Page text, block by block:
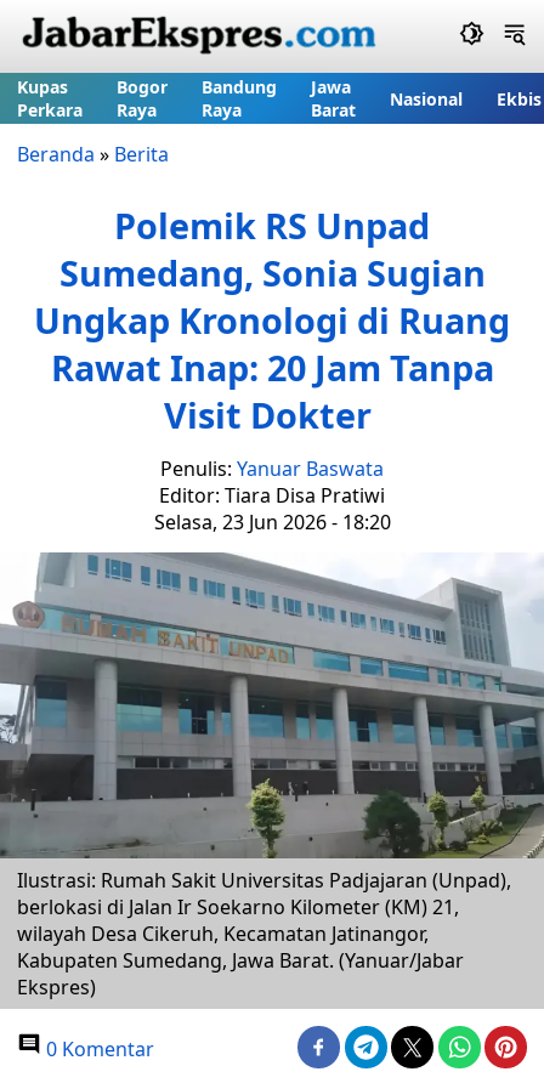
Kupas
Perkara
Bogor
Raya
Bandung
Raya
Jawa
Barat
Nasional Ekbis
Beranda » Berita
Polemik RS Unpad
Sumedang, Sonia Sugian
Ungkap Kronologi di Ruang
Rawat Inap: 20 Jam Tanpa
Visit Dokter
Penulis: Yanuar Baswata
Editor: Tiara Disa Pratiwi
Selasa, 23 Jun 2026 - 18:20
Ilustrasi: Rumah Sakit Universitas Padjajaran (Unpad),
berlokasi di Jalan Ir Soekarno Kilometer (KM) 21,
wilayah Desa Cikeruh, Kecamatan Jatinangor,
Kabupaten Sumedang, Jawa Barat. (Yanuar/Jabar
Ekspres)
0 Komentar